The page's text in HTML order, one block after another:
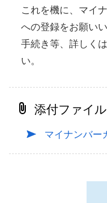
これを機に、マイ
への登録をお願いい
手続き等、詳しく
い。
添付ファイル
マイナンバー